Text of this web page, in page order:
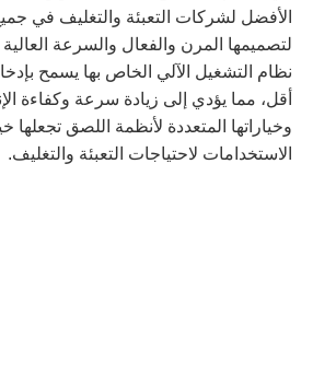
الأفضل لشركات التعبئة والتغليف في جميع
لتصميمها المرن والفعال والسرعة العالية
نظام التشغيل الآلي الخاص بها يسمح
أقل، مما يؤدي إلى زيادة سرعة وكفاءة
وخياراتها المتعددة لأنظمة اللصق تجعلها
الاستخدامات لاحتياجات التعبئة والتغليف.